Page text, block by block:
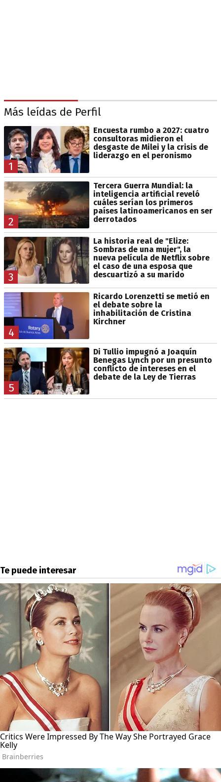
Más leídas de Perfil
1
Encuesta rumbo a 2027: cuatro
consultoras midieron el
desgaste de Milei y la crisis de
liderazgo en el peronismo
2
Tercera Guerra Mundial: la
inteligencia artificial reveló
cuáles serían los primeros
países latinoamericanos en ser
derrotados
3
La historia real de "Elize:
Sombras de una mujer", la
nueva película de Netflix sobre
el caso de una esposa que
descuartizó a su marido
4
Ricardo Lorenzetti se metió en
el debate sobre la
inhabilitación de Cristina
Kirchner
5
Di Tullio impugnó a Joaquín
Benegas Lynch por un presunto
conflicto de intereses en el
debate de la Ley de Tierras